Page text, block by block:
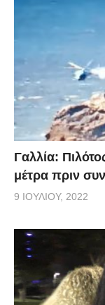
Γαλλία:
μέτρα πριν
9 ΙΟΥΛΊΟΥ, 2022